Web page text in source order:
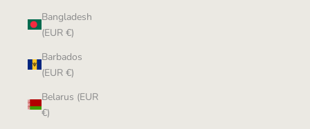
Bangladesh
(EUR €)
Barbados
(EUR €)
Belarus (EUR
€)